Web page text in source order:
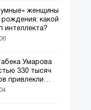
женщины
какой
интеллекта?
Умарова
330 тысяч
привлекли
внимание в